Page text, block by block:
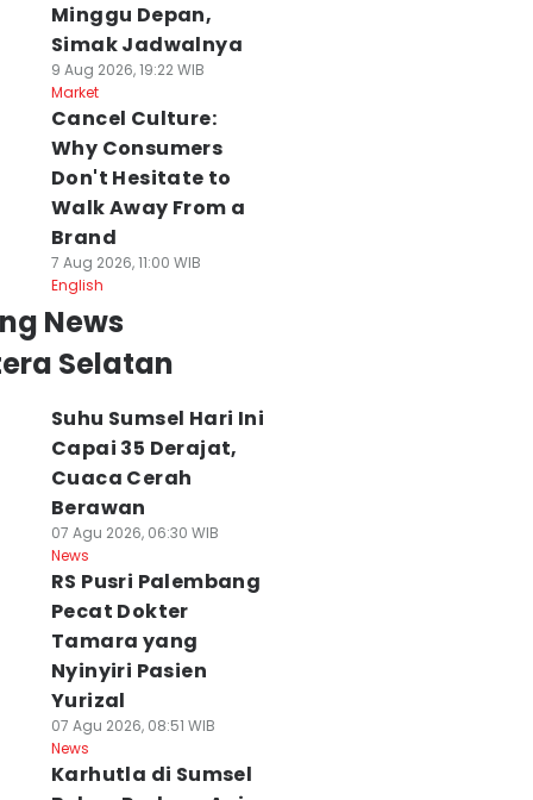
Besar Nasional,
Nilai
86,65
Agu 2026, 15:24 WIB
Karhutla di Sumsel
Belum Padam, Api
Masih Menyala di 3
Daerah
08 Agu 2026, 11:53 WIB
Minggu Depan,
Simak Jadwalnya
9 Aug 2026, 19:22 WIB
Market
Cancel Culture:
Why Consumers
Don't Hesitate to
Walk Away From a
Brand
7 Aug 2026, 11:00 WIB
English
News
Selatan
Suhu Sumsel Hari Ini
Capai 35 Derajat,
Cuaca Cerah
Berawan
07 Agu 2026, 06:30 WIB
News
RS Pusri Palembang
Pecat Dokter
Tamara yang
Nyinyiri Pasien
Yurizal
07 Agu 2026, 08:51 WIB
News
Karhutla di Sumsel